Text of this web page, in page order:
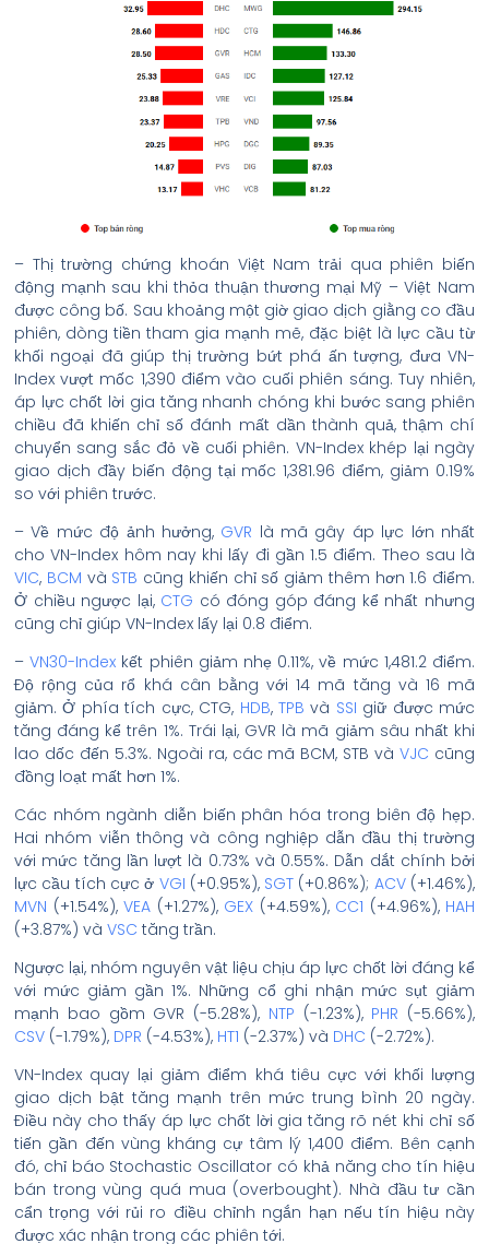
– Thị trường chứng khoán Việt Nam trải qua phiên biến
động mạnh sau khi thỏa thuận thương mại Mỹ – Việt Nam
được công bố. Sau khoảng một giờ giao dịch giằng co đầu
phiên, dòng tiền tham gia mạnh mẽ, đặc biệt là lực cầu từ
khối ngoại đã giúp thị trường bứt phá ấn tượng, đưa VN-
Index vượt mốc 1,390 điểm vào cuối phiên sáng. Tuy nhiên,
áp lực chốt lời gia tăng nhanh chóng khi bước sang phiên
chiều đã khiến chỉ số đánh mất dần thành quả, thậm chí
chuyển sang sắc đỏ về cuối phiên. VN-Index khép lại ngày
giao dịch đầy biến động tại mốc 1,381.96 điểm, giảm 0.19%
so với phiên trước.
– Về mức độ ảnh hưởng, GVR là mã gây áp lực lớn nhất
cho VN-Index hôm nay khi lấy đi gần 1.5 điểm. Theo sau là
VIC, BCM và STB cũng khiến chỉ số giảm thêm hơn 1.6 điểm.
Ở chiều ngược lại, CTG có đóng góp đáng kể nhất nhưng
cũng chỉ giúp VN-Index lấy lại 0.8 điểm.
–VN30-Index kết phiên giảm nhẹ 0.11%, về mức 1,481.2 điểm.
Độ rộng của rổ khá cân bằng với 14 mã tăng và 16 mã
giảm. Ở phía tích cực, CTG, HDB, TPB và SSI giữ được mức
tăng đáng kể trên 1%. Trái lại, GVR là mã giảm sâu nhất khi
lao dốc đến 5.3%. Ngoài ra, các mã BCM, STB vàVJC cũng
đồng loạt mất hơn 1%.
Các nhóm ngành diễn biến phân hóa trong biên độ hẹp.
Hai nhóm viễn thông và công nghiệp dẫn đầu thị trường
với mức tăng lần lượt là 0.73% và 0.55%. Dẫn dắt chính bởi
lực cầu tích cực ở VGI (+0.95%), SGT (+0.86%); ACV(+1.46%),
MVN (+1.54%), VEA (+1.27%), GEX (+4.59%), CC1 (+4.96%), HAH
(+3.87%) và VSC tăng trần.
Ngược lại, nhóm nguyên vật liệu chịu áp lực chốt lời đáng kể
với mức giảm gần 1%. Những cổ ghi nhận mức sụt giảm
mạnh bao gồm GVR (-5.28%), NTP (-1.23%), PHR (-5.66%),
CSV (-1.79%), DPR (-4.53%), HT1 (-2.37%) và DHC (-2.72%).
VN-Index quay lại giảm điểm khá tiêu cực với khối lượng
giao dịch bật tăng mạnh trên mức trung bình 20 ngày.
Điều này cho thấy áp lực chốt lời gia tăng rõ nét khi chỉ số
tiến gần đến vùng kháng cự tâm lý 1,400 điểm. Bên cạnh
đó, chỉ báo Stochastic Oscillator có khả năng cho tín hiệu
bán trong vùng quá mua (overbought). Nhà đầu tư cần
cẩn trọng với rủi ro điều chỉnh ngắn hạn nếu tín hiệu này
được xác nhận trong các phiên tới.